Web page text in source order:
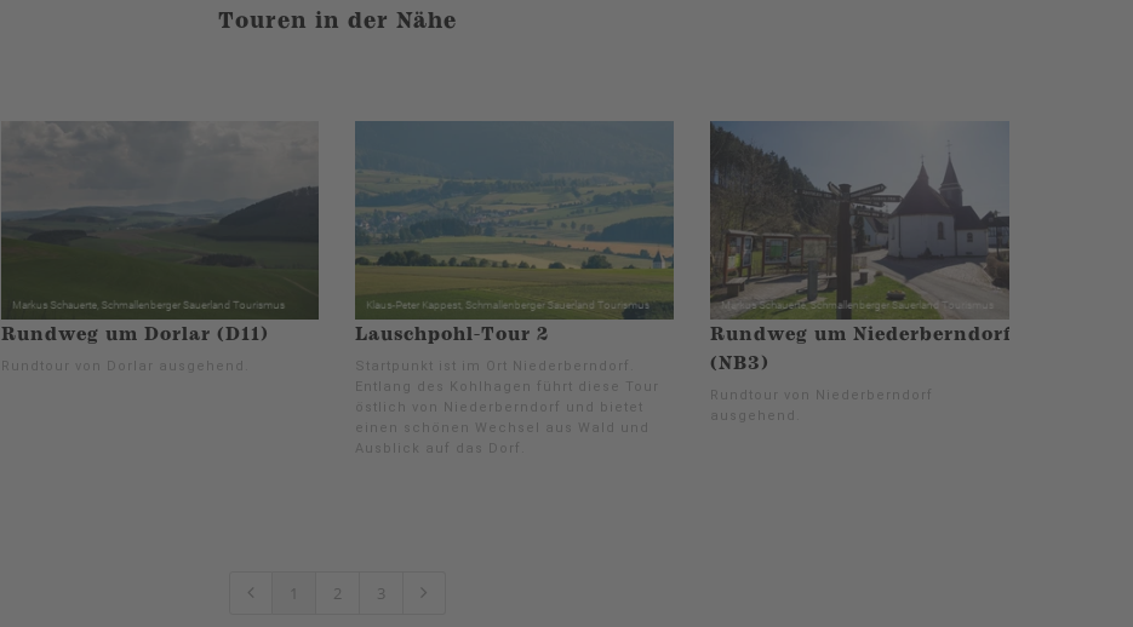
Touren in der Nähe
Rundweg um Dorlar (D11)
Rundtour von Dorlar ausgehend.
Lauschpohl-Tour 2
Startpunkt ist im Ort Niederberndorf.
Entlang des Kohlhagen führt diese Tour
östlich von Niederberndorf und bietet
einen schönen Wechsel aus Wald und
Ausblick auf das Dorf.
Rundweg um Niederberndorf
(NB3)
Rundtour von Niederberndorf
ausgehend.
1 2 3